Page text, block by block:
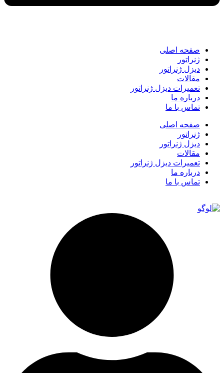
صفحه اصلی
ژنراتور
دیزل ژنراتور
مقالات
تعمیرات دیزل ژنراتور
درباره ما
تماس با ما
صفحه اصلی
ژنراتور
دیزل ژنراتور
مقالات
تعمیرات دیزل ژنراتور
درباره ما
تماس با ما